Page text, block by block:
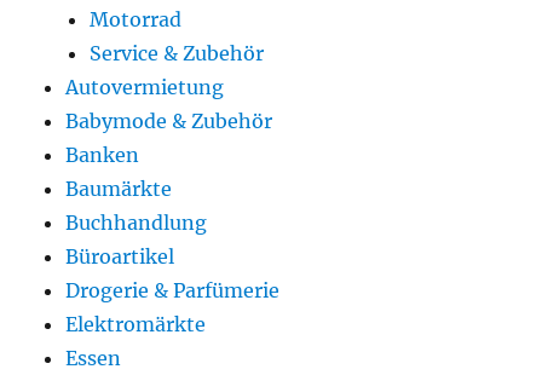
Motorrad
Service & Zubehör
Autovermietung
Babymode & Zubehör
Banken
Baumärkte
Buchhandlung
Büroartikel
Drogerie & Parfümerie
Elektromärkte
Essen